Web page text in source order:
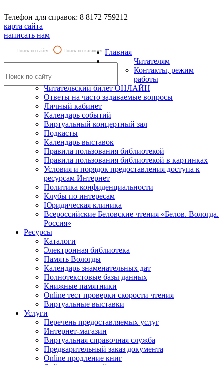
Телефон для справок: 8 8172 759212
карта сайта
написать нам
Поиск по сайту Поиск по каталогу Главная
Читателям
Контакты, режим
работы
Читательский билет ОНЛАЙН
Ответы на часто задаваемые вопросы
Личный кабинет
Календарь событий
Виртуальный концертный зал
Подкасты
Календарь выставок
Правила пользования библиотекой
Правила пользования библиотекой в картинках
Условия и порядок предоставления доступа к
ресурсам Интернет
Политика конфиденциальности
Клубы по интересам
Юридическая клиника
Всероссийские Беловские чтения «Белов. Вологда.
Россия»
Ресурсы
Каталоги
Электронная библиотека
Память Вологды
Календарь знаменательных дат
Полнотекстовые базы данных
Книжные памятники
Online тест проверки скорости чтения
Виртуальные выставки
Услуги
Перечень предоставляемых услуг
Интернет-магазин
Виртуальная справочная служба
Предварительный заказ документа
Online продление книг